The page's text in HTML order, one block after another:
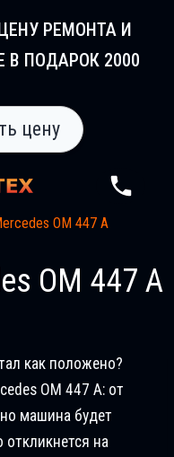
РЕМОНТА И
В ПОДАРОК 2000
цену
OM 447 A
OM 447 A
как положено?
OM 447 A: от
машина будет
откликнется на